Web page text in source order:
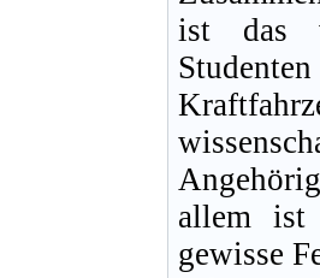
ist das
allem ist
gewisse